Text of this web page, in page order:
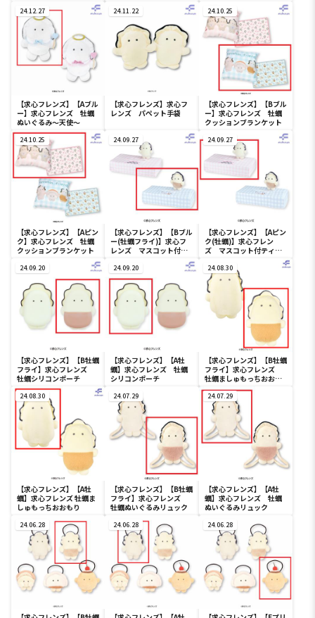
24.12.27
【求心フレンズ】【Aブル
ー】求心フレンズ 牡蠣
ぬいぐるみ～天使～
24.11.22
【求心フレンズ】求心フ
レンズ パペット手袋
24.10.25
【求心フレンズ】【Bブル
ー】求心フレンズ 牡蠣
クッションブランケット
24.10.25
【求心フレンズ】【Aピン
ク】求心フレンズ 牡蠣
クッションブランケット
24.09.27
【求心フレンズ】【Bブル
ー(牡蠣フライ)】求心フ
レンズ マスコット付テ
24.09.27
【求心フレンズ】【Aピン
ク(牡蠣)】求心フレン
ズ マスコット付ティッ
24.09.20
【求心フレンズ】【B牡蠣
フライ】求心フレンズ
牡蠣シリコンポーチ
24.09.20
【求心フレンズ】【A牡
蠣】求心フレンズ 牡蠣
シリコンポーチ
24.08.30
【求心フレンズ】【B牡蠣
フライ】求心フレンズ
牡蠣ましゅもっちおおも
り
24.08.30
【求心フレンズ】【A牡
蠣】求心フレンズ 牡蠣ま
しゅもっちおおもり
24.07.29
【求心フレンズ】【B牡蠣
フライ】求心フレンズ
牡蠣ぬいぐるみリュック
24.07.29
【求心フレンズ】【A牡
蠣】求心フレンズ 牡蠣
ぬいぐるみリュック
24.06.28 24.06.28 24.06.28